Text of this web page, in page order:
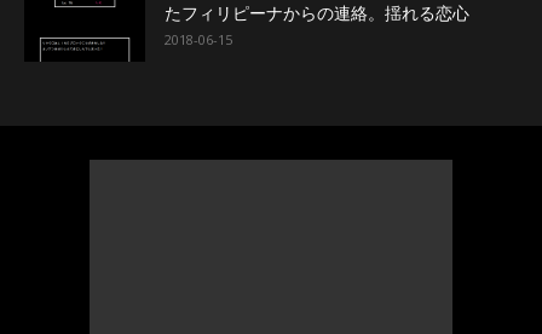
たフィリピーナからの連絡。揺れる恋心
2018-06-15